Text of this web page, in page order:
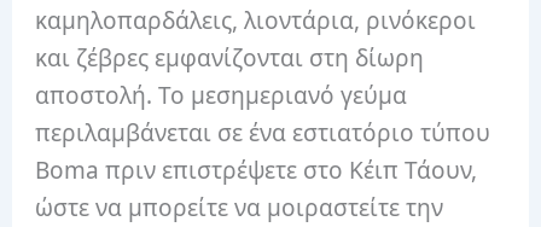
καμηλοπαρδάλεις, λιοντάρια, ρινόκεροι
και ζέβρες εμφανίζονται στη δίωρη
αποστολή. Το μεσημεριανό γεύμα
περιλαμβάνεται σε ένα εστιατόριο τύπου
Boma πριν επιστρέψετε στο Κέιπ Τάουν,
ώστε να μπορείτε να μοιραστείτε την